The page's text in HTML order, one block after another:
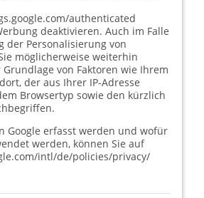
authenticated
deaktivieren. Auch im Falle
der Personalisierung von
möglicherweise weiterhin
von Faktoren wie Ihrem
der aus Ihrer IP-Adresse
Browsertyp sowie den kürzlich
Google erfasst werden und wofür
werden, können Sie auf
intl/de/policies/privacy/